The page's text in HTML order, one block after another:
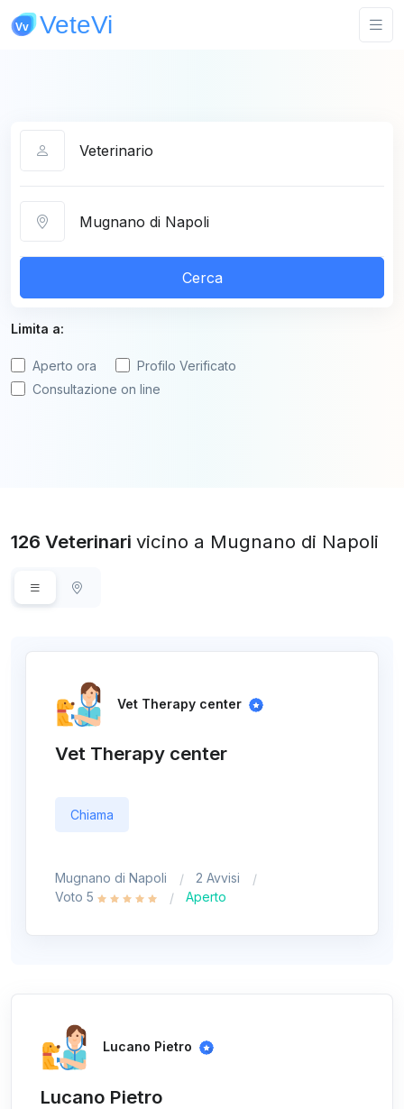
Cerca
Limita a:
Aperto ora
Profilo Verificato
Consultazione on line
126 Veterinari vicino a Mugnano di Napoli
Vet Therapy center
Vet Therapy center
Chiama
Mugnano di Napoli
2 Avvisi
Voto 5
Aperto
Lucano Pietro
Lucano Pietro